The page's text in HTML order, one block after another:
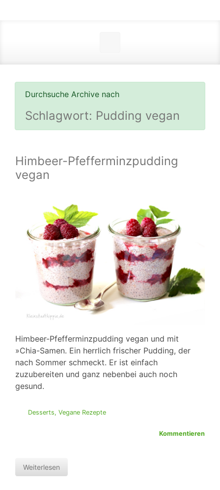
Durchsuche Archive nach
Schlagwort: Pudding vegan
Himbeer-Pfefferminzpudding
vegan
Himbeer-Pfefferminzpudding vegan und mit
»Chia-Samen. Ein herrlich frischer Pudding, der
nach Sommer schmeckt. Er ist einfach
zuzubereiten und ganz nebenbei auch noch
gesund.
Desserts, Vegane Rezepte
Kommentieren
Weiterlesen